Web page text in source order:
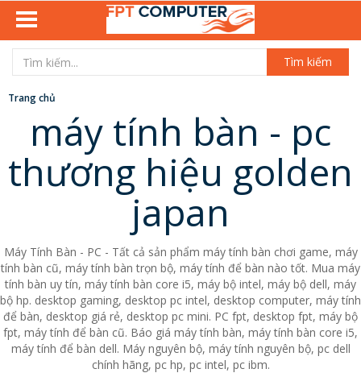
Tìm kiếm
Trang chủ
máy tính bàn - pc
thương hiệu golden
japan
Máy Tính Bàn - PC - Tất cả sản phẩm máy tính bàn chơi game, máy
tính bàn cũ, máy tính bàn trọn bộ, máy tính để bàn nào tốt. Mua máy
tính bàn uy tín, máy tính bàn core i5, máy bộ intel, máy bộ dell, máy
bộ hp. desktop gaming, desktop pc intel, desktop computer, máy tính
để bàn, desktop giá rẻ, desktop pc mini. PC fpt, desktop fpt, máy bộ
fpt, máy tính để bàn cũ. Báo giá máy tính bàn, máy tính bàn core i5,
máy tính để bàn dell. Máy nguyên bộ, máy tính nguyên bộ, pc dell
chính hãng, pc hp, pc intel, pc ibm.